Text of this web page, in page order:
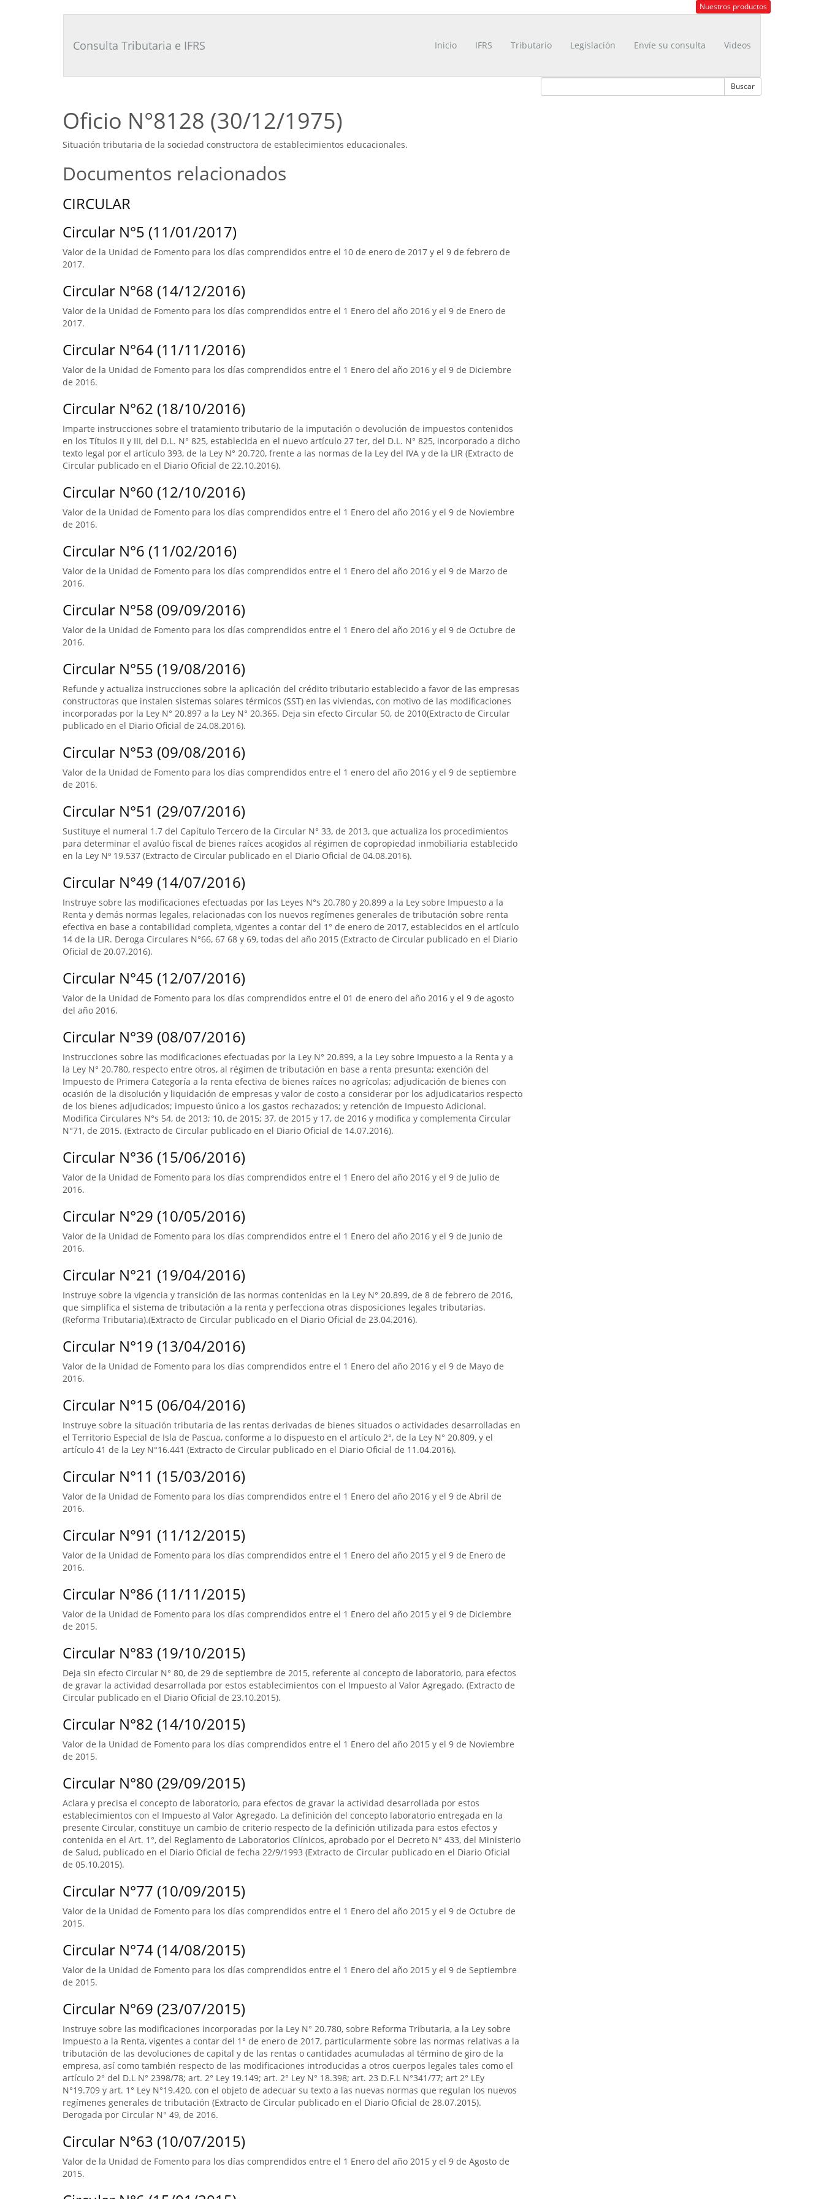
Tributario
Nuestros productos
Consulta Tributaria e IFRS Inicio IFRS Tributario Legislación Envíe su consulta Videos
Oficio N°8128 (30/12/1975)
Situación tributaria de la sociedad constructora de establecimientos educacionales.
Documentos relacionados
CIRCULAR
Circular N°5 (11/01/2017)
Valor de la Unidad de Fomento para los días comprendidos entre el 10 de enero de 2017 y el 9 de febrero de
2017.
Circular N°68 (14/12/2016)
Valor de la Unidad de Fomento para los días comprendidos entre el 1 Enero del año 2016 y el 9 de Enero de
2017.
Circular N°64 (11/11/2016)
Valor de la Unidad de Fomento para los días comprendidos entre el 1 Enero del año 2016 y el 9 de Diciembre
de 2016.
Circular N°62 (18/10/2016)
Imparte instrucciones sobre el tratamiento tributario de la imputación o devolución de impuestos contenidos
en los Títulos II y III, del D.L. N° 825, establecida en el nuevo artículo 27 ter, del D.L. N° 825, incorporado a dicho
texto legal por el artículo 393, de la Ley N° 20.720, frente a las normas de la Ley del IVA y de la LIR (Extracto de
Circular publicado en el Diario Oficial de 22.10.2016).
Circular N°60 (12/10/2016)
Valor de la Unidad de Fomento para los días comprendidos entre el 1 Enero del año 2016 y el 9 de Noviembre
de 2016.
Circular N°6 (11/02/2016)
Valor de la Unidad de Fomento para los días comprendidos entre el 1 Enero del año 2016 y el 9 de Marzo de
2016.
Circular N°58 (09/09/2016)
Valor de la Unidad de Fomento para los días comprendidos entre el 1 Enero del año 2016 y el 9 de Octubre de
2016.
Circular N°55 (19/08/2016)
Refunde y actualiza instrucciones sobre la aplicación del crédito tributario establecido a favor de las empresas
constructoras que instalen sistemas solares térmicos (SST) en las viviendas, con motivo de las modificaciones
incorporadas por la Ley N° 20.897 a la Ley N° 20.365. Deja sin efecto Circular 50, de 2010(Extracto de Circular
publicado en el Diario Oficial de 24.08.2016).
Circular N°53 (09/08/2016)
Valor de la Unidad de Fomento para los días comprendidos entre el 1 enero del año 2016 y el 9 de septiembre
de 2016.
Circular N°51 (29/07/2016)
Sustituye el numeral 1.7 del Capítulo Tercero de la Circular N° 33, de 2013, que actualiza los procedimientos
para determinar el avalúo fiscal de bienes raíces acogidos al régimen de copropiedad inmobiliaria establecido
en la Ley Nº 19.537 (Extracto de Circular publicado en el Diario Oficial de 04.08.2016).
Circular N°49 (14/07/2016)
Instruye sobre las modificaciones efectuadas por las Leyes N°s 20.780 y 20.899 a la Ley sobre Impuesto a la
Renta y demás normas legales, relacionadas con los nuevos regímenes generales de tributación sobre renta
efectiva en base a contabilidad completa, vigentes a contar del 1° de enero de 2017, establecidos en el artículo
14 de la LIR. Deroga Circulares N°66, 67 68 y 69, todas del año 2015 (Extracto de Circular publicado en el Diario
Oficial de 20.07.2016).
Circular N°45 (12/07/2016)
Valor de la Unidad de Fomento para los días comprendidos entre el 01 de enero del año 2016 y el 9 de agosto
del año 2016.
Circular N°39 (08/07/2016)
Instrucciones sobre las modificaciones efectuadas por la Ley N° 20.899, a la Ley sobre Impuesto a la Renta y a
la Ley N° 20.780, respecto entre otros, al régimen de tributación en base a renta presunta; exención del
Impuesto de Primera Categoría a la renta efectiva de bienes raíces no agrícolas; adjudicación de bienes con
ocasión de la disolución y liquidación de empresas y valor de costo a considerar por los adjudicatarios respecto
de los bienes adjudicados; impuesto único a los gastos rechazados; y retención de Impuesto Adicional.
Modifica Circulares N°s 54, de 2013; 10, de 2015; 37, de 2015 y 17, de 2016 y modifica y complementa Circular
N°71, de 2015. (Extracto de Circular publicado en el Diario Oficial de 14.07.2016).
Circular N°36 (15/06/2016)
Valor de la Unidad de Fomento para los días comprendidos entre el 1 Enero del año 2016 y el 9 de Julio de
2016.
Circular N°29 (10/05/2016)
Valor de la Unidad de Fomento para los días comprendidos entre el 1 Enero del año 2016 y el 9 de Junio de
2016.
Circular N°21 (19/04/2016)
Instruye sobre la vigencia y transición de las normas contenidas en la Ley N° 20.899, de 8 de febrero de 2016,
que simplifica el sistema de tributación a la renta y perfecciona otras disposiciones legales tributarias.
(Reforma Tributaria).(Extracto de Circular publicado en el Diario Oficial de 23.04.2016).
Circular N°19 (13/04/2016)
Valor de la Unidad de Fomento para los días comprendidos entre el 1 Enero del año 2016 y el 9 de Mayo de
2016.
Circular N°15 (06/04/2016)
Instruye sobre la situación tributaria de las rentas derivadas de bienes situados o actividades desarrolladas en
el Territorio Especial de Isla de Pascua, conforme a lo dispuesto en el artículo 2°, de la Ley N° 20.809, y el
artículo 41 de la Ley N°16.441 (Extracto de Circular publicado en el Diario Oficial de 11.04.2016).
Circular N°11 (15/03/2016)
Valor de la Unidad de Fomento para los días comprendidos entre el 1 Enero del año 2016 y el 9 de Abril de
2016.
Circular N°91 (11/12/2015)
Valor de la Unidad de Fomento para los días comprendidos entre el 1 Enero del año 2015 y el 9 de Enero de
2016.
Circular N°86 (11/11/2015)
Valor de la Unidad de Fomento para los días comprendidos entre el 1 Enero del año 2015 y el 9 de Diciembre
de 2015.
Circular N°83 (19/10/2015)
Deja sin efecto Circular N° 80, de 29 de septiembre de 2015, referente al concepto de laboratorio, para efectos
de gravar la actividad desarrollada por estos establecimientos con el Impuesto al Valor Agregado. (Extracto de
Circular publicado en el Diario Oficial de 23.10.2015).
Circular N°82 (14/10/2015)
Valor de la Unidad de Fomento para los días comprendidos entre el 1 Enero del año 2015 y el 9 de Noviembre
de 2015.
Circular N°80 (29/09/2015)
Aclara y precisa el concepto de laboratorio, para efectos de gravar la actividad desarrollada por estos
establecimientos con el Impuesto al Valor Agregado. La definición del concepto laboratorio entregada en la
presente Circular, constituye un cambio de criterio respecto de la definición utilizada para estos efectos y
contenida en el Art. 1°, del Reglamento de Laboratorios Clínicos, aprobado por el Decreto N° 433, del Ministerio
de Salud, publicado en el Diario Oficial de fecha 22/9/1993 (Extracto de Circular publicado en el Diario Oficial
de 05.10.2015).
Circular N°77 (10/09/2015)
Valor de la Unidad de Fomento para los días comprendidos entre el 1 Enero del año 2015 y el 9 de Octubre de
2015.
Circular N°74 (14/08/2015)
Valor de la Unidad de Fomento para los días comprendidos entre el 1 Enero del año 2015 y el 9 de Septiembre
de 2015.
Circular N°69 (23/07/2015)
Instruye sobre las modificaciones incorporadas por la Ley N° 20.780, sobre Reforma Tributaria, a la Ley sobre
Impuesto a la Renta, vigentes a contar del 1° de enero de 2017, particularmente sobre las normas relativas a la
tributación de las devoluciones de capital y de las rentas o cantidades acumuladas al término de giro de la
empresa, así como también respecto de las modificaciones introducidas a otros cuerpos legales tales como el
artículo 2° del D.L N° 2398/78; art. 2° Ley 19.149; art. 2° Ley N° 18.398; art. 23 D.F.L N°341/77; art 2° LEy
N°19.709 y art. 1° Ley N°19.420, con el objeto de adecuar su texto a las nuevas normas que regulan los nuevos
regímenes generales de tributación (Extracto de Circular publicado en el Diario Oficial de 28.07.2015).
Derogada por Circular N° 49, de 2016.
Circular N°63 (10/07/2015)
Valor de la Unidad de Fomento para los días comprendidos entre el 1 Enero del año 2015 y el 9 de Agosto de
2015.